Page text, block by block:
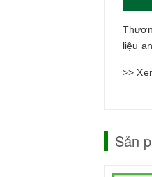
liệu
>>
Sản